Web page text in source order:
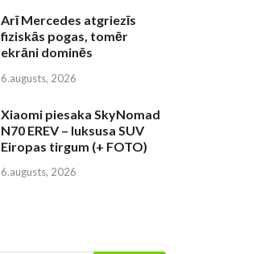
Arī Mercedes atgriezīs
fiziskās pogas, tomēr
ekrāni dominēs
6.augusts, 2026
Xiaomi piesaka SkyNomad
N70 EREV – luksusa SUV
Eiropas tirgum (+ FOTO)
6.augusts, 2026